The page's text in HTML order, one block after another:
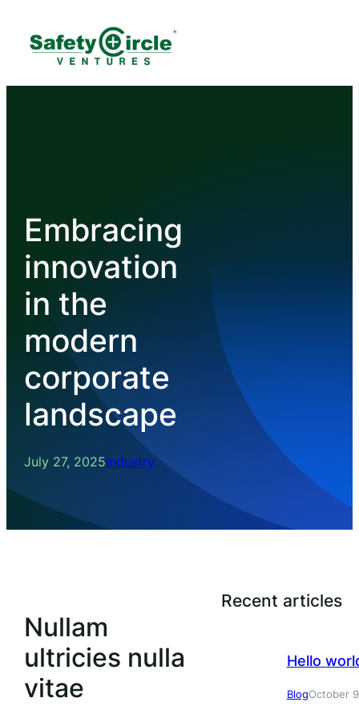
Embracing
innovation
in the
modern
corporate
landscape
July 27, 2025Industry
Nullam
ultricies nulla
vitae
Recent articles
Hello
BlogOctober